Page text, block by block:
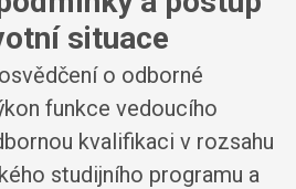
situace
o odborné
funkce vedoucího
kvalifikaci v rozsahu
studijního programu a